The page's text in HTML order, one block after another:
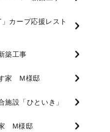
」カープ応援レスト
築工事
家 M様邸
施設「ひといき」
M様邸